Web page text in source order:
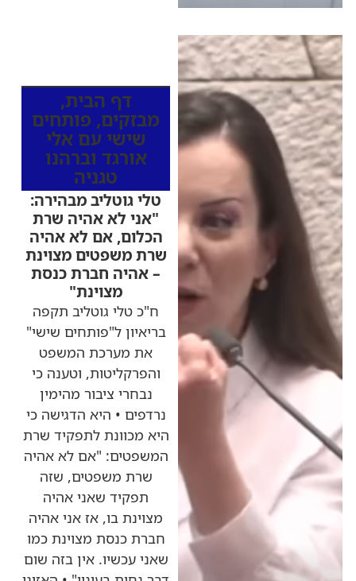
דף הבית,
מבזקים, פותחים
שישי עם אלי
אורגד וברהנו
טגניה
טלי גוטליב מבהירה:
"אני לא אהיה שרת
הכלום, אם לא אהיה
שרת משפטים מצוינת
– אהיה חברת כנסת
מצוינת"
ח"כ טלי גוטליב תקפה
בריאיון ל"פותחים שישי"
את מערכת המשפט
והפרקליטות, וטענה כי
נבחרי ציבור מהימין
נרדפים • היא הדגישה כי
היא מכוונת לתפקיד שרת
המשפטים: "אם לא אהיה
שרת משפטים, שזה
תפקיד שאני אהיה
מצוינת בו, אז אני אהיה
חברת כנסת מצוינת כמו
שאני עכשיו. אין בזה שום